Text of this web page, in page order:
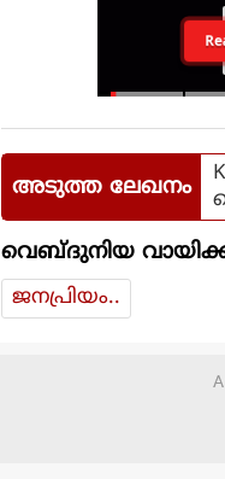
അടുത്ത ലേഖനം
വെബ്ദുനിയ
ജനപ്രിയം..